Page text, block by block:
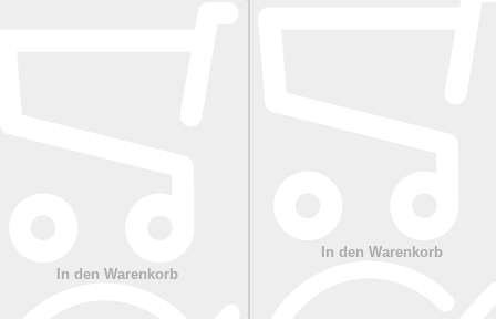
In den Warenkorb
In den Warenkorb